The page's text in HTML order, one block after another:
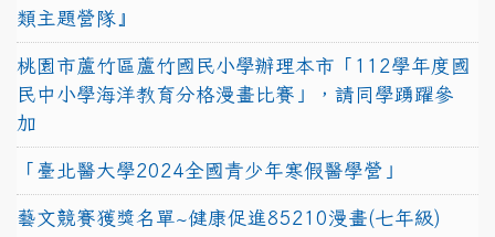
類主題營隊』
桃園市蘆竹區蘆竹國民小學辦理本市「112學年度國
民中小學海洋教育分格漫畫比賽」，請同學踴躍參
加
「臺北醫大學2024全國青少年寒假醫學營」
藝文競賽獲獎名單~健康促進85210漫畫(七年級)